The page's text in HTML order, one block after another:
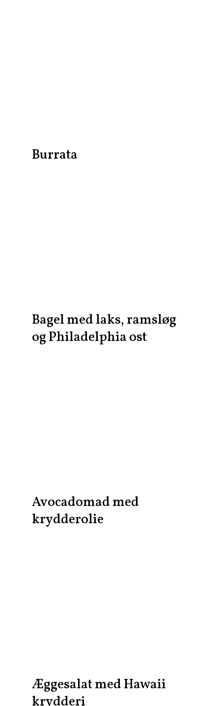
Burrata
Bagel med laks, ramsløg
og Philadelphia ost
Avocadomad med
krydderolie
Æggesalat med Hawaii
krydderi